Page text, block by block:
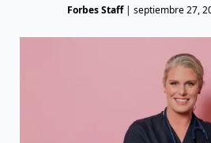
Forbes Staff| septiembre 27,